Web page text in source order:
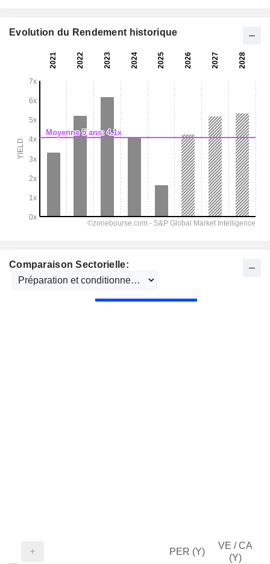
Comparaison Sectorielle:
PER (Y)
VE / CA
(Y)
Evolution du Rendement historique